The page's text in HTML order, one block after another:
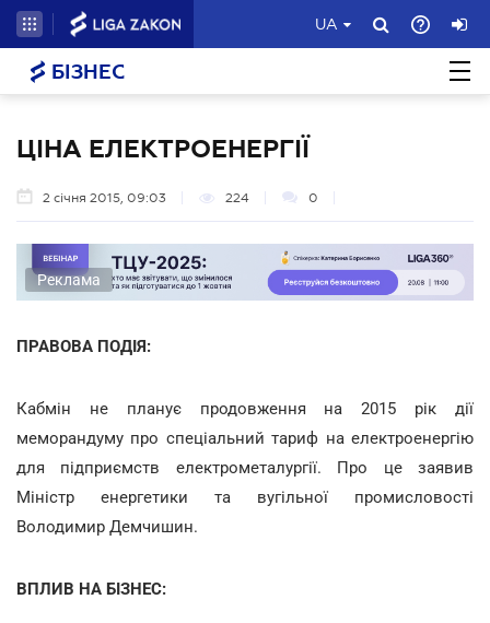
UA
БІЗНЕС
ЦІНА ЕЛЕКТРОЕНЕРГІЇ
2 січня 2015, 09:03 224 0
Реклама
ПРАВОВА ПОДІЯ:
Кабмін не планує продовження на 2015 рік дії
меморандуму про спеціальний тариф на електроенергію
для підприємств електрометалургії. Про це заявив
Міністр енергетики та вугільної промисловості
Володимир Демчишин.
ВПЛИВ НА БІЗНЕС: